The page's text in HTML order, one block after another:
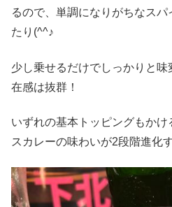
るので、単調になりがちなス
たり(^^♪
少し乗せるだけでしっかりと
在感は抜群！
いずれの基本トッピングもかけ
スカレーの味わいが2段階進化